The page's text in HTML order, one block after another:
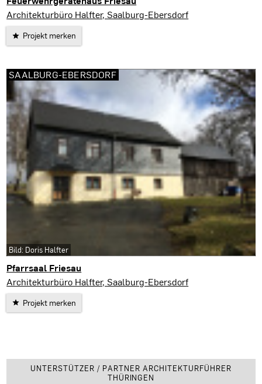
Saalburg-Ebersdorf
Architekturbüro Halfter, Saalburg-Ebersdorf
Projekt merken
Pfarrsaal Friesau
Saalburg-Ebersdorf
Architekturbüro Halfter, Saalburg-Ebersdorf
Projekt merken
SAALBURG-EBERSDORF
Bild: Doris Halfter
UNTERSTÜTZER / PARTNER ARCHITEKTURFÜHRER
THÜRINGEN